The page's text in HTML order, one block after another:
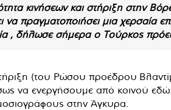
κινήσεων και στήριξη στην
να πραγματοποιήσει μια χερσαία
, δήλωσε σήμερα ο Τούρκος
(του Ρώσου προέδρου
να ενεργήσουμε από κοινού
στην Άγκυρα.